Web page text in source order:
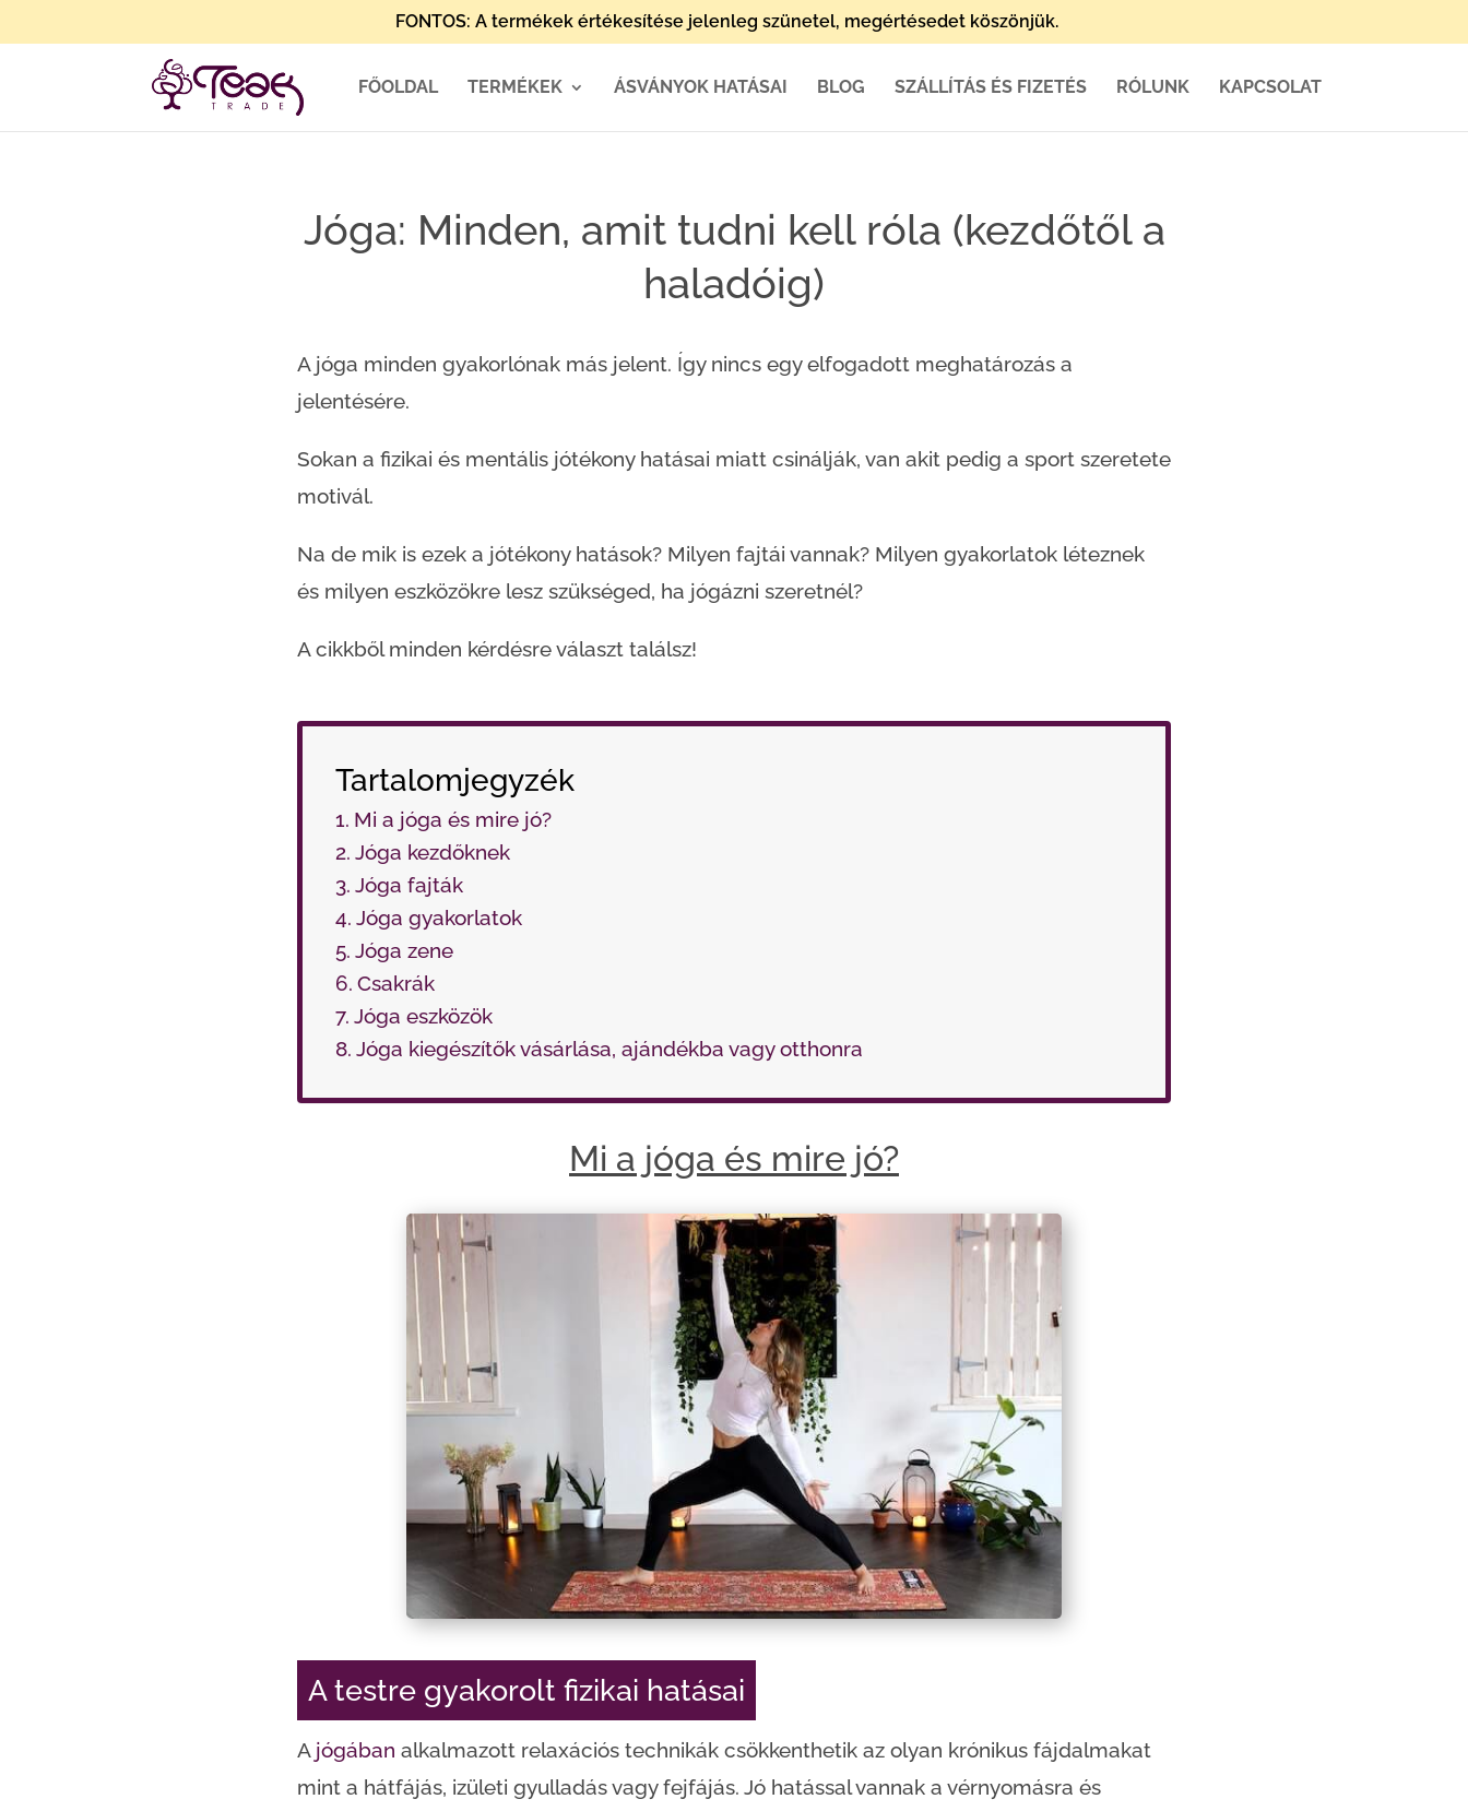
FONTOS: A termékek értékesítése jelenleg szünetel, megértésedet köszönjük.
FŐOLDAL TERMÉKEK ÁSVÁNYOK HATÁSAI BLOG SZÁLLÍTÁS ÉS FIZETÉS RÓLUNK KAPCSOLAT
Jóga: Minden, amit tudni kell róla (kezdőtől a
haladóig)
A jóga minden gyakorlónak más jelent. Így nincs egy elfogadott meghatározás a
jelentésére.
Sokan a fizikai és mentális jótékony hatásai miatt csinálják, van akit pedig a sport szeretete
motivál.
Na de mik is ezek a jótékony hatások? Milyen fajtái vannak? Milyen gyakorlatok léteznek
és milyen eszközökre lesz szükséged, ha jógázni szeretnél?
A cikkből minden kérdésre választ találsz!
Tartalomjegyzék
Mi a jóga és mire jó?
Jóga kezdőknek
Jóga fajták
Jóga gyakorlatok
Jóga zene
Csakrák
Jóga eszközök
Jóga kiegészítők vásárlása, ajándékba vagy otthonra
Mi a jóga és mire jó?
A testre gyakorolt fizikai hatásai
A jógában alkalmazott relaxációs technikák csökkenthetik az olyan krónikus fájdalmakat
mint a hátfájás, izületi gyulladás vagy fejfájás. Jó hatással vannak a vérnyomásra és